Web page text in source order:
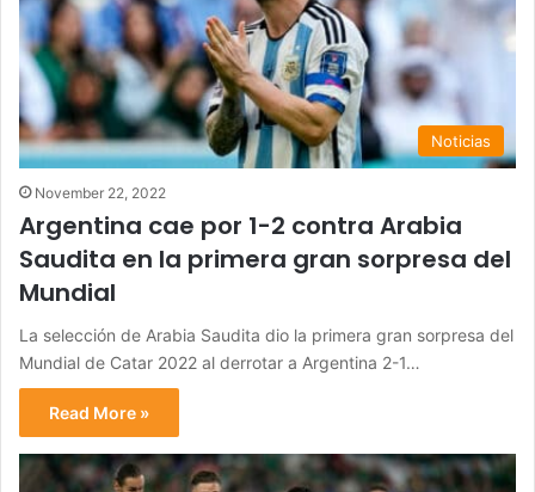
Noticias
November 22, 2022
Argentina cae por 1-2 contra Arabia
Saudita en la primera gran sorpresa del
Mundial
La selección de Arabia Saudita dio la primera gran sorpresa del
Mundial de Catar 2022 al derrotar a Argentina 2-1…
Read More »